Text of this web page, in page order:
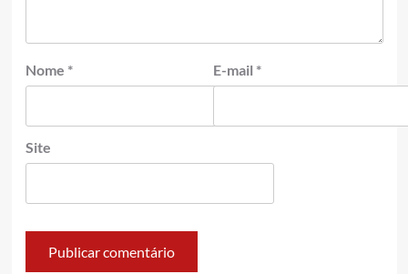
Nome * E-mail *
Site